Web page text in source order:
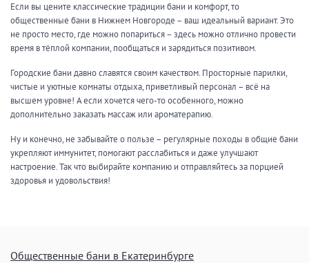
Кухня
Мангал/ барбекю
Со своей едой
Удобства
На берегу водоема
Комната отдыха
Собственная парковка
WI-FI
Детская комната
Если вы цените классические традиции бани и комфорт, то
общественные бани в Нижнем Новгороде – ваш идеальный вариант. Это
не просто место, где можно попариться – здесь можно отлично провести
время в тёплой компании, пообщаться и зарядиться позитивом.
Городские бани давно славятся своим качеством. Просторные парилки,
чистые и уютные комнаты отдыха, приветливый персонал – всё на
высшем уровне! А если хочется чего-то особенного, можно
дополнительно заказать массаж или ароматерапию.
Ну и конечно, не забывайте о пользе – регулярные походы в общие бани
укрепляют иммунитет, помогают расслабиться и даже улучшают
настроение. Так что выбирайте компанию и отправляйтесь за порцией
здоровья и удовольствия!
Общественные бани в Екатеринбурге